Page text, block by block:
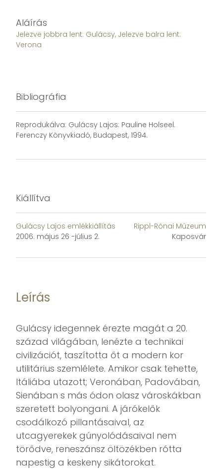
Aláírás
Jelezve jobbra lent: Gulácsy, Jelezve balra lent:
Verona
Bibliográfia
Reprodukálva: Gulácsy Lajos: Pauline Holseel.
Ferenczy Könyvkiadó, Budapest, 1994.
Kiállítva
Gulácsy Lajos emlékkiállítás
2006. május 26 -július 2.
Rippl-Rónai Múzeum
Kaposvár
Leírás
Gulácsy idegennek érezte magát a 20.
század világában, lenézte a technikai
civilizációt, taszította őt a modern kor
utilitárius szemlélete. Amikor csak tehette,
Itáliába utazott; Veronában, Padovában,
Sienában s más ódon olasz városkákban
szeretett bolyongani. A járókelők
csodálkozó pillantásaival, az
utcagyerekek gúnyolódásaival nem
törődve, reneszánsz öltözékben rótta
napestig a keskeny sikátorokat.